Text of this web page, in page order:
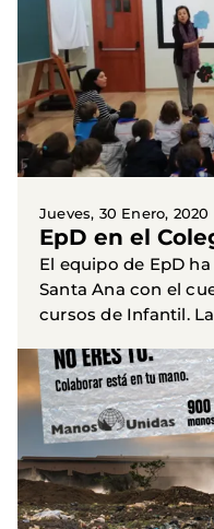
Jueves, 30 Enero, 2020
EpD en el
El equipo de EpD
Santa Ana con el
cursos de Infantil.
y una nube...